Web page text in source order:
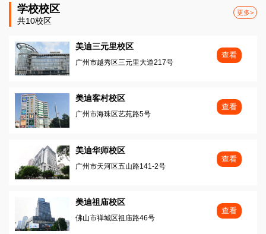
学校校区
共10校区
更多>
美迪三元里校区
广州市越秀区三元里大道217号
查看
美迪客村校区
广州市海珠区艺苑路5号
查看
美迪华师校区
广州市天河区五山路141-2号
查看
美迪祖庙校区
佛山市禅城区祖庙路46号
查看